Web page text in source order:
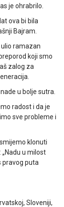
je ohrabrilo.
ova bi bila
Bajram.
ulio ramazan
koji smo
zalog za
u bolje sutra.
radost i da je
sve probleme i
klonuti
u milost
pravog puta
Sloveniji,